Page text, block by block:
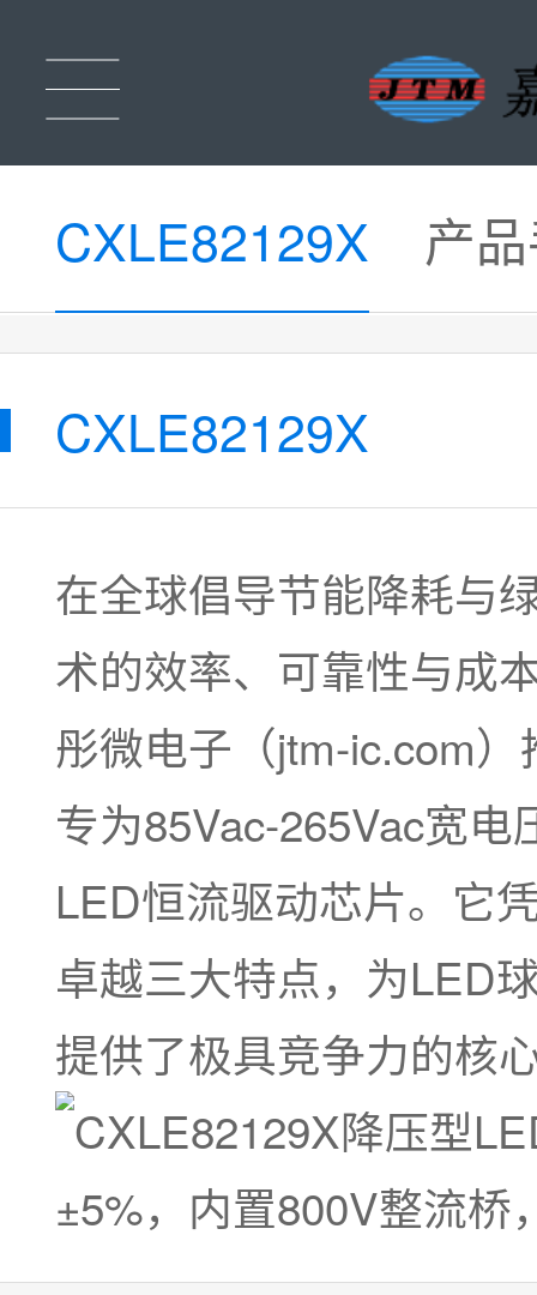
CXLE82129X 产
CXLE82129X
在全球倡导节能降耗与
术的效率、可靠性与成
彤微电子（jtm-ic.com
专为85Vac-265Vac宽
LED恒流驱动芯片。它
卓越三大特点，为LED
提供了极具竞争力的核